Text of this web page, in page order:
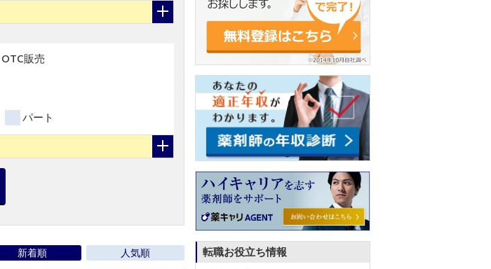
販売
パート
新着順 人気順 転職お役立ち情報